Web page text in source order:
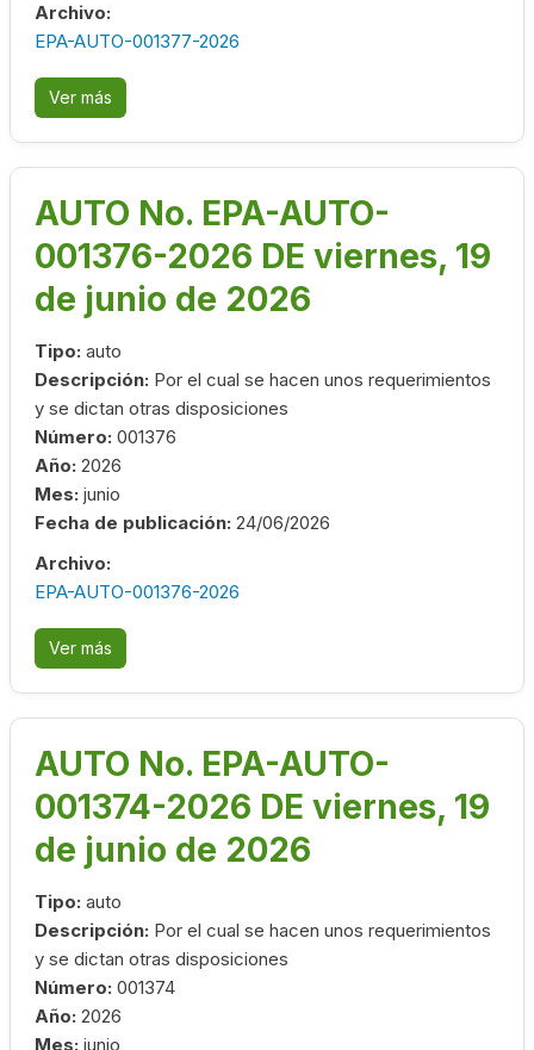
Archivo:
EPA-AUTO-001377-2026
Ver más
AUTO No. EPA-AUTO-
001376-2026 DE viernes, 19
de junio de 2026
Tipo: auto
Descripción: Por el cual se hacen unos requerimientos
y se dictan otras disposiciones
Número: 001376
Año: 2026
Mes: junio
Fecha de publicación: 24/06/2026
Archivo:
EPA-AUTO-001376-2026
Ver más
AUTO No. EPA-AUTO-
001374-2026 DE viernes, 19
de junio de 2026
Tipo: auto
Descripción: Por el cual se hacen unos requerimientos
y se dictan otras disposiciones
Número: 001374
Año: 2026
Mes: junio